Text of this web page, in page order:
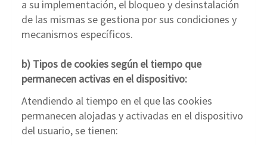
a su implementación, el bloqueo y desinstalación
de las mismas se gestiona por sus condiciones y
mecanismos específicos.
b) Tipos de cookies según el tiempo que
permanecen activas en el dispositivo:
Atendiendo al tiempo en el que las cookies
permanecen alojadas y activadas en el dispositivo
del usuario, se tienen: